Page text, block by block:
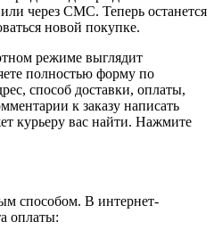
через СМС. Теперь останется
новой покупке.
режиме выглядит
полностью форму по
способ доставки, оплаты,
к заказу написать
курьеру вас найти. Нажмите
способом. В интернет-
оплаты: